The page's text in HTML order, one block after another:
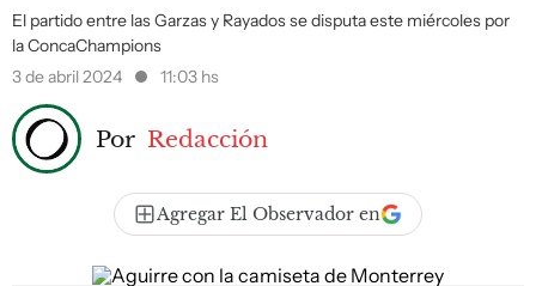
El partido entre las Garzas y Rayados se disputa este miércoles por
la ConcaChampions
3 de abril 2024
11:03 hs
Por Redacción
Agregar El Observador en